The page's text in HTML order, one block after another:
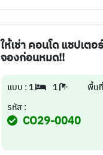
ให้เช่า คอนโด แชปเต
จองก่อนหมด!!
แบบ : 1 1 พื้น
รหัส :
CO29-0040